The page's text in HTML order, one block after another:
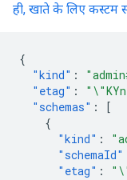
ही, खाते के लिए कस्टम
{
"kind" :
"etag" :
"schemas" :
[
{
"kind" :
"schemaId"
"etag" :